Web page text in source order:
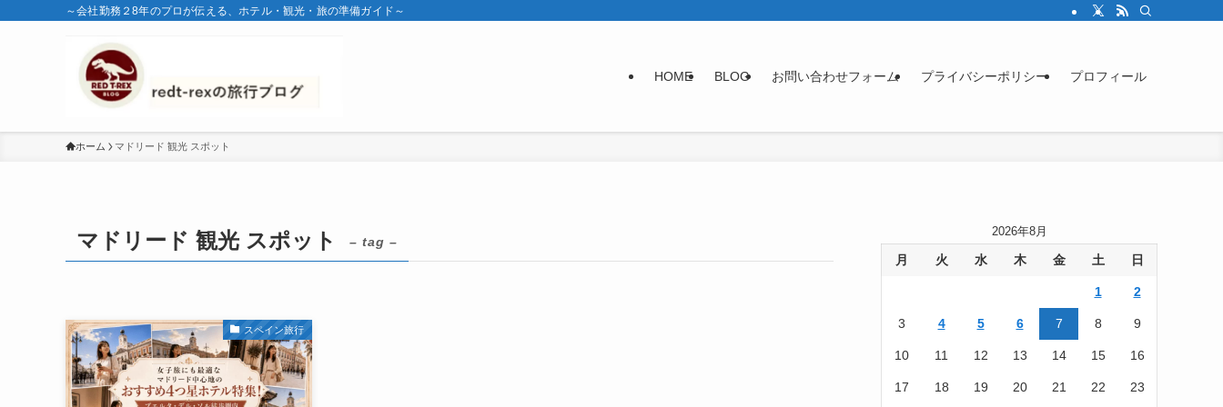
～会社勤務２8年のプロが伝える、ホテル・観光・旅の準備ガイド～
HOME BLOG お問い合わせフォーム プライバシーポリシー プロフィール
ホーム マドリード 観光 スポット
マドリード 観光 スポット – tag –
スペイン旅行
2026年8月
月 火 水 木 金 土 日
1 2
3 4 5 6 7 8 9
10 11 12 13 14 15 16
17 18 19 20 21 22 23